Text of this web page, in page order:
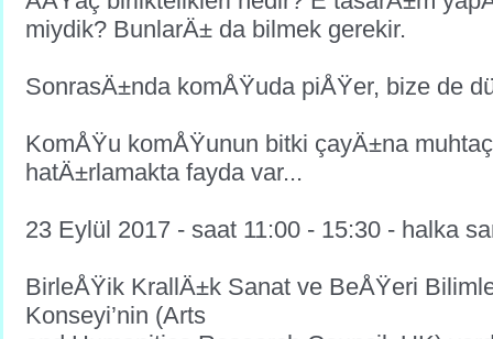
miydik? BunlarÄ± da bilmek gerekir.
SonrasÄ±nda komÅŸuda piÅŸer, bize de
KomÅŸu komÅŸunun bitki çayÄ±na
hatÄ±rlamakta fayda var...
23 Eylül 2017 - saat 11:00 - 15:30 - halka
BirleÅŸik KrallÄ±k Sanat ve BeÅŸeri
Konseyi’nin (Arts